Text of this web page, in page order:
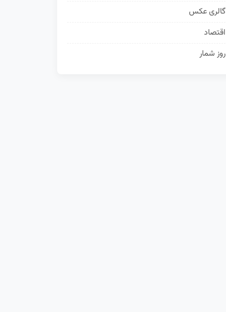
گالری عکس
اقتصاد
روز شمار